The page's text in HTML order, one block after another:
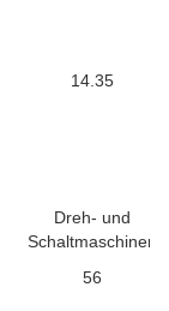
14.35
Dreh- und
Schaltmaschinen
56